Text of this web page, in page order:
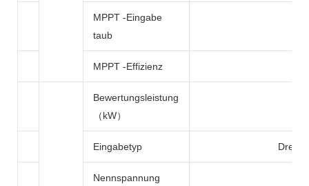
MPPT -Eingabe
taub
MPPT -Effizienz
Bewertungsleistung
（kW）
Eingabetyp Drei
Nennspannung